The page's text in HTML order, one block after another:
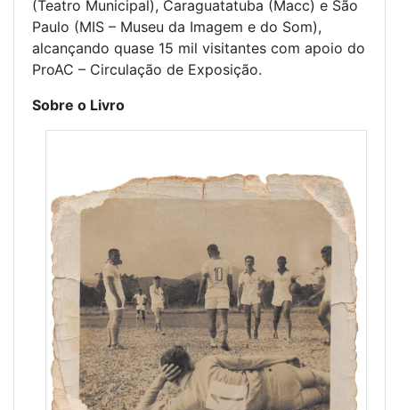
(Teatro Municipal), Caraguatatuba (Macc) e São
Paulo (MIS – Museu da Imagem e do Som),
alcançando quase 15 mil visitantes com apoio do
ProAC – Circulação de Exposição.
Sobre o Livro